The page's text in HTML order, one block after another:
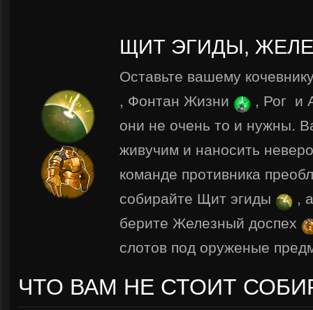
ЩИТ ЭГИДЫ,
Оставьте вашему
, Фонтан Жизни
, Рог
и
они не очень то и нужны.
живучим и наносить
команде противника
собирайте Щит эгиды
,
берите Железный доспех
слотов под оруженые
ЧТО ВАМ НЕ СТОИТ